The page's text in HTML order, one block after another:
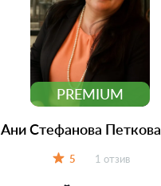
PREMIUM
Ани Стефанова Петкова
5 Отзиви:
1 отзив